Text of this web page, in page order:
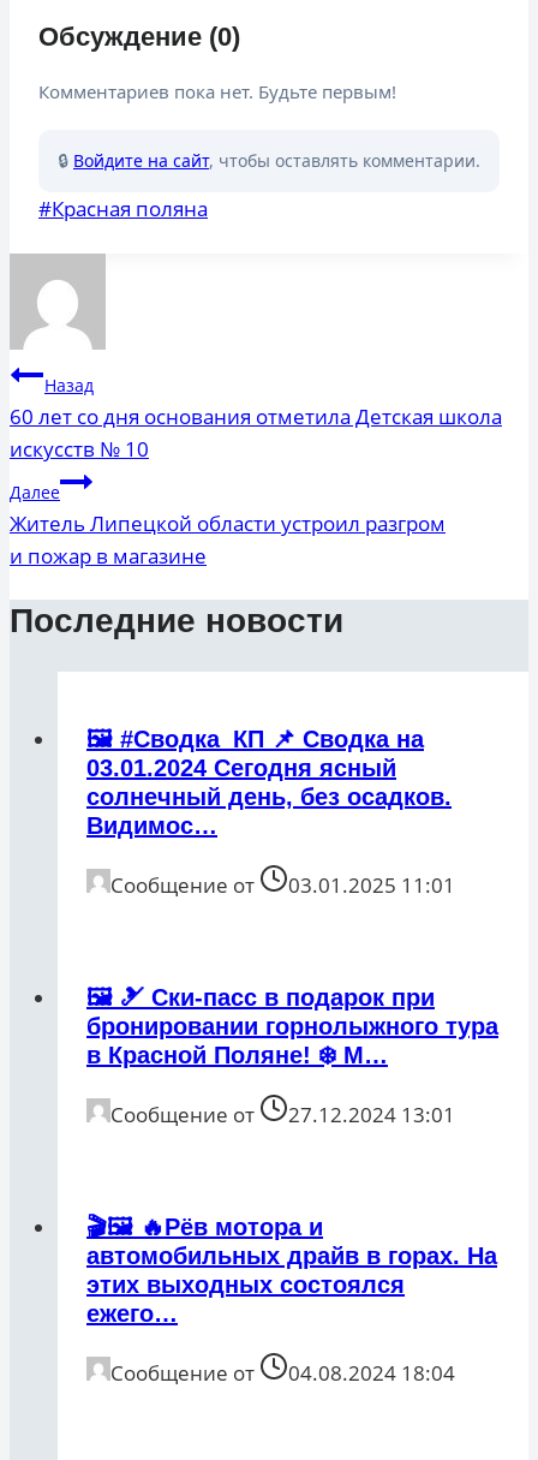
Обсуждение (0)
Комментариев пока нет. Будьте первым!
🔒 Войдите на сайт, чтобы оставлять комментарии.
Метки
#Красная поляна
Навигация
по
записям
Назад
60 лет со дня основания отметила Детская школа
искусств № 10
Далее
Житель Липецкой области устроил разгром
и пожар в магазине
Последние новости
🖼 #Сводка_КП 📌 Сводка на
03.01.2024 Сегодня ясный
солнечный день, без осадков.
Видимос…
Сообщение от 03.01.2025 11:01
🖼 🎿 Ски-пасс в подарок при
бронировании горнолыжного тура
в Красной Поляне! ❄️ М…
Сообщение от 27.12.2024 13:01
🎬🖼 🔥Рёв мотора и
автомобильных драйв в горах. На
этих выходных состоялся
ежего…
Сообщение от 04.08.2024 18:04